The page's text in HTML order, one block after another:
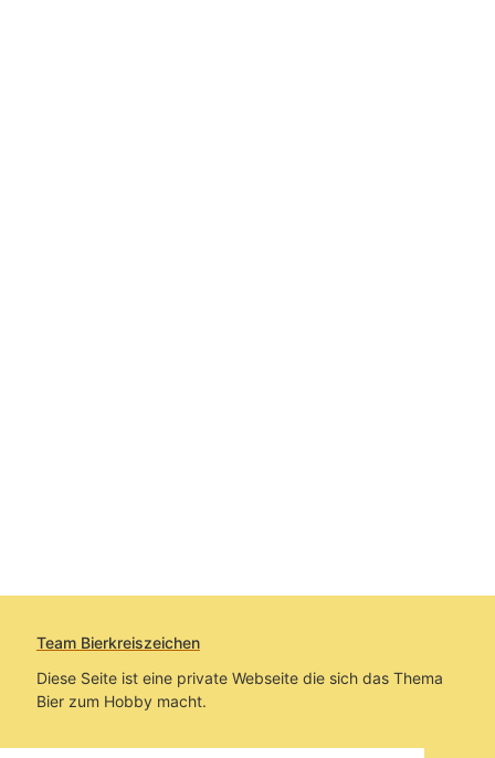
Team Bierkreiszeichen
Diese Seite ist eine private Webseite die sich das Thema
Bier zum Hobby macht.